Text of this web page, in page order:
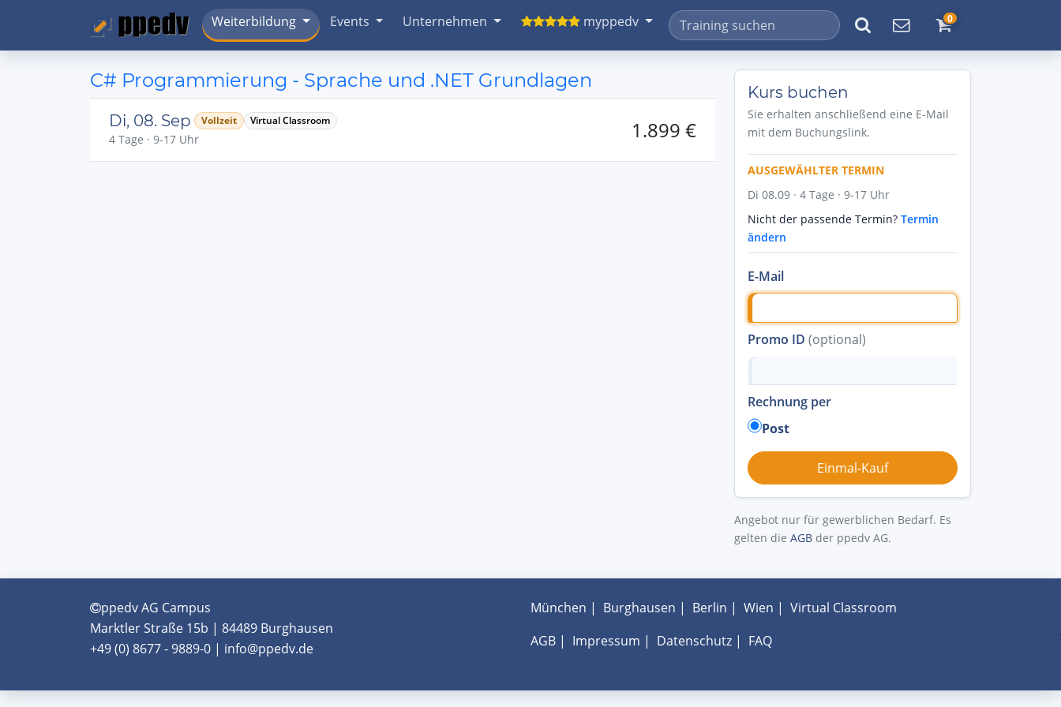
Weiterbildung Events Unternehmen myppedv 0
C# Programmierung - Sprache und .NET Grundlagen
Di, 08. Sep Vollzeit Virtual Classroom
4 Tage · 9-17 Uhr 1.899 €
Kurs buchen
Sie erhalten anschließend eine E-Mail
mit dem Buchungslink.
AUSGEWÄHLTER TERMIN
Di 08.09 · 4 Tage · 9-17 Uhr
Nicht der passende Termin? Termin
ändern
E-Mail
Promo ID (optional)
Rechnung per
Post
Angebot nur für gewerblichen Bedarf. Es
gelten die AGB der ppedv AG.
ppedv AG Campus
Marktler Straße 15b | 84489 Burghausen
+49 (0) 8677 - 9889-0 | info@ppedv.de
München | Burghausen | Berlin | Wien | Virtual Classroom
AGB| Impressum | Datenschutz| FAQ